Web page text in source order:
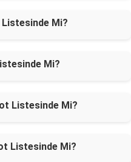
Listesinde Mi?
Mi?
Listesinde Mi?
Listesinde Mi?